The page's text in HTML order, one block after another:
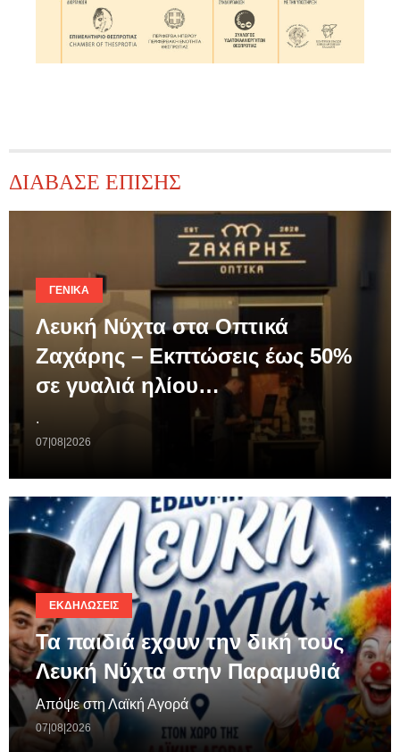
ΔΙΑΒΑΣΕ ΕΠΙΣΗΣ
ΓΕΝΙΚΆ
Λευκή Νύχτα στα Οπτικά
Ζαχάρης – Εκπτώσεις έως 50%
σε γυαλιά ηλίου…
.
07|08|2026
ΕΚΔΗΛΏΣΕΙΣ
Τα παιδιά εχουν την δική τους
Λευκή Νύχτα στην Παραμυθιά
Απόψε στη Λαϊκή Αγορά
07|08|2026